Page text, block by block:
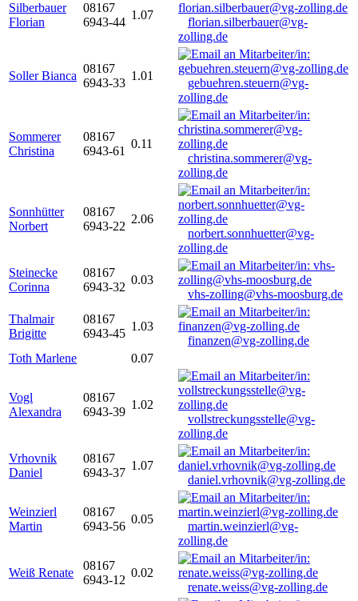
Silberbauer
Florian
08167
6943-44
1.07
florian.silberbauer@vg-
zolling.de
Soller Bianca
08167
6943-33
1.01
gebuehren.steuern@vg-
zolling.de
Sommerer
Christina
08167
6943-61
0.11
christina.sommerer@vg-
zolling.de
Sonnhütter
Norbert
08167
6943-22
2.06
norbert.sonnhuetter@vg-
zolling.de
Steinecke
Corinna
08167
6943-32
0.03
vhs-zolling@vhs-moosburg.de
Thalmair
Brigitte
08167
6943-45
1.03
finanzen@vg-zolling.de
Toth Marlene
0.07
Vogl
Alexandra
08167
6943-39
1.02
vollstreckungsstelle@vg-
zolling.de
Vrhovnik
Daniel
08167
6943-37
1.07
daniel.vrhovnik@vg-zolling.de
Weinzierl
Martin
08167
6943-56
0.05
martin.weinzierl@vg-
zolling.de
Weiß Renate
08167
6943-12
0.02
renate.weiss@vg-zolling.de